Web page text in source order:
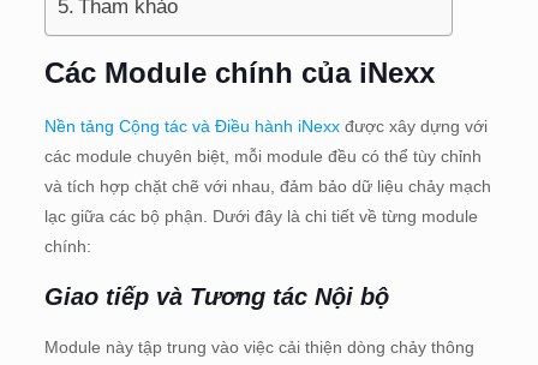
Tham khảo
Các Module chính của iNexx
Nền tảng Cộng tác và Điều hành iNexxđược xây dựng với
các module chuyên biệt, mỗi module đều có thể tùy chỉnh
và tích hợp chặt chẽ với nhau, đảm bảo dữ liệu chảy mạch
lạc giữa các bộ phận. Dưới đây là chi tiết về từng module
chính:
Giao tiếp và Tương tác Nội bộ
Module này tập trung vào việc cải thiện dòng chảy thông